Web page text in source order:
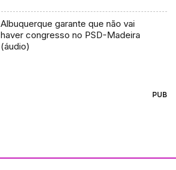
Albuquerque garante que não vai
haver congresso no PSD-Madeira
(áudio)
PUB